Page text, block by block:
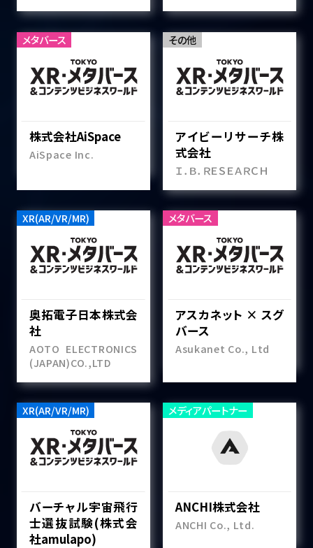
メタバース
株式会社AiSpace
AiSpace Inc.
その他
アイビーリサーチ株
式会社
Ｉ．Ｂ．ＲＥＳＥＡＲＣＨ
XR(AR/VR/MR)
奥拓電子日本株式会
社
AOTO ELECTRONICS
(JAPAN)CO.,LTD
メタバース
アスカネット × スグ
バース
Asukanet Co., Ltd
XR(AR/VR/MR)
バーチャル宇宙飛行
士選抜試験(株式会
社amulapo)
メディアパートナー
ANCHI株式会社
ANCHI Co., Ltd.